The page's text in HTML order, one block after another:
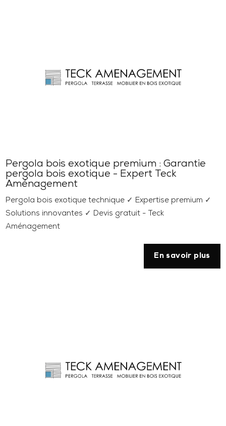
Pergola bois exotique premium : Garantie
pergola bois exotique - Expert Teck
Aménagement
Pergola bois exotique technique ✓ Expertise premium ✓
Solutions innovantes ✓ Devis gratuit - Teck
Aménagement
En savoir plus